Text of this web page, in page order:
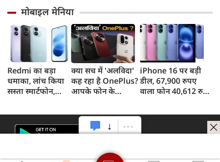
में हल्की बारिश, जानें
IMD का ताजा
अपडेट
ताकत को नहीं किया
जा सकता
नजरअंदाज, बोले पूर्व
शिक्षा मंत्री धर्मेंद्र
प्रधान
सकती है मौत,
इजराइली मीडिया के
दावे के बीच सामने
आया वीडियो, कैसी है
ईरान के सुप्रीम लीडर
की हालत
रील
गूंज में
गांधी
मोबाइल मेनिया
Redmi का बड़ा
धमाका, लांच किया
सस्ता स्मार्टफोन,
क्या सच में 'अलविदा'
कह रहा है OnePlus?
आपके फोन के
iPhone 16 पर बड़ी
डील, 67,900 रुपए
वाला फोन 40,612 रुपए